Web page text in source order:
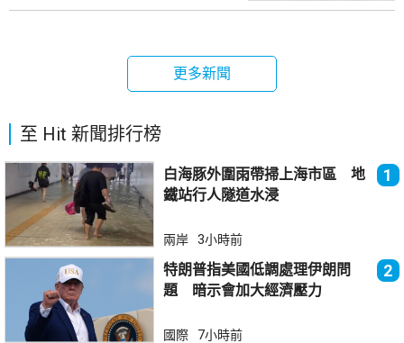
更多新聞
至 Hit 新聞排行榜
白海豚外圍雨帶掃上海市區 地
鐵站行人隧道水浸
1
兩岸 3小時前
特朗普指美國低調處理伊朗問
題 暗示會加大經濟壓力
2
國際 7小時前